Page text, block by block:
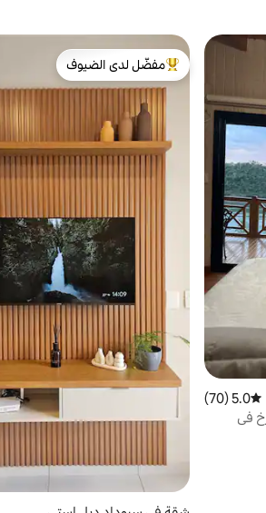
متوسط التقييم 5.0 من 5، 70 مراجعات
5.0 (70)
في
من أبرز البيوت المفضّلة لدى الضيوف
مفضّل لدى الضيوف